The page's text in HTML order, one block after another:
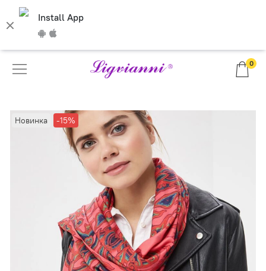
Install App
0
Новинка -15%